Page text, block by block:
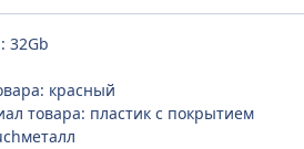
32Gb
красный
товара: пластик с покрытием